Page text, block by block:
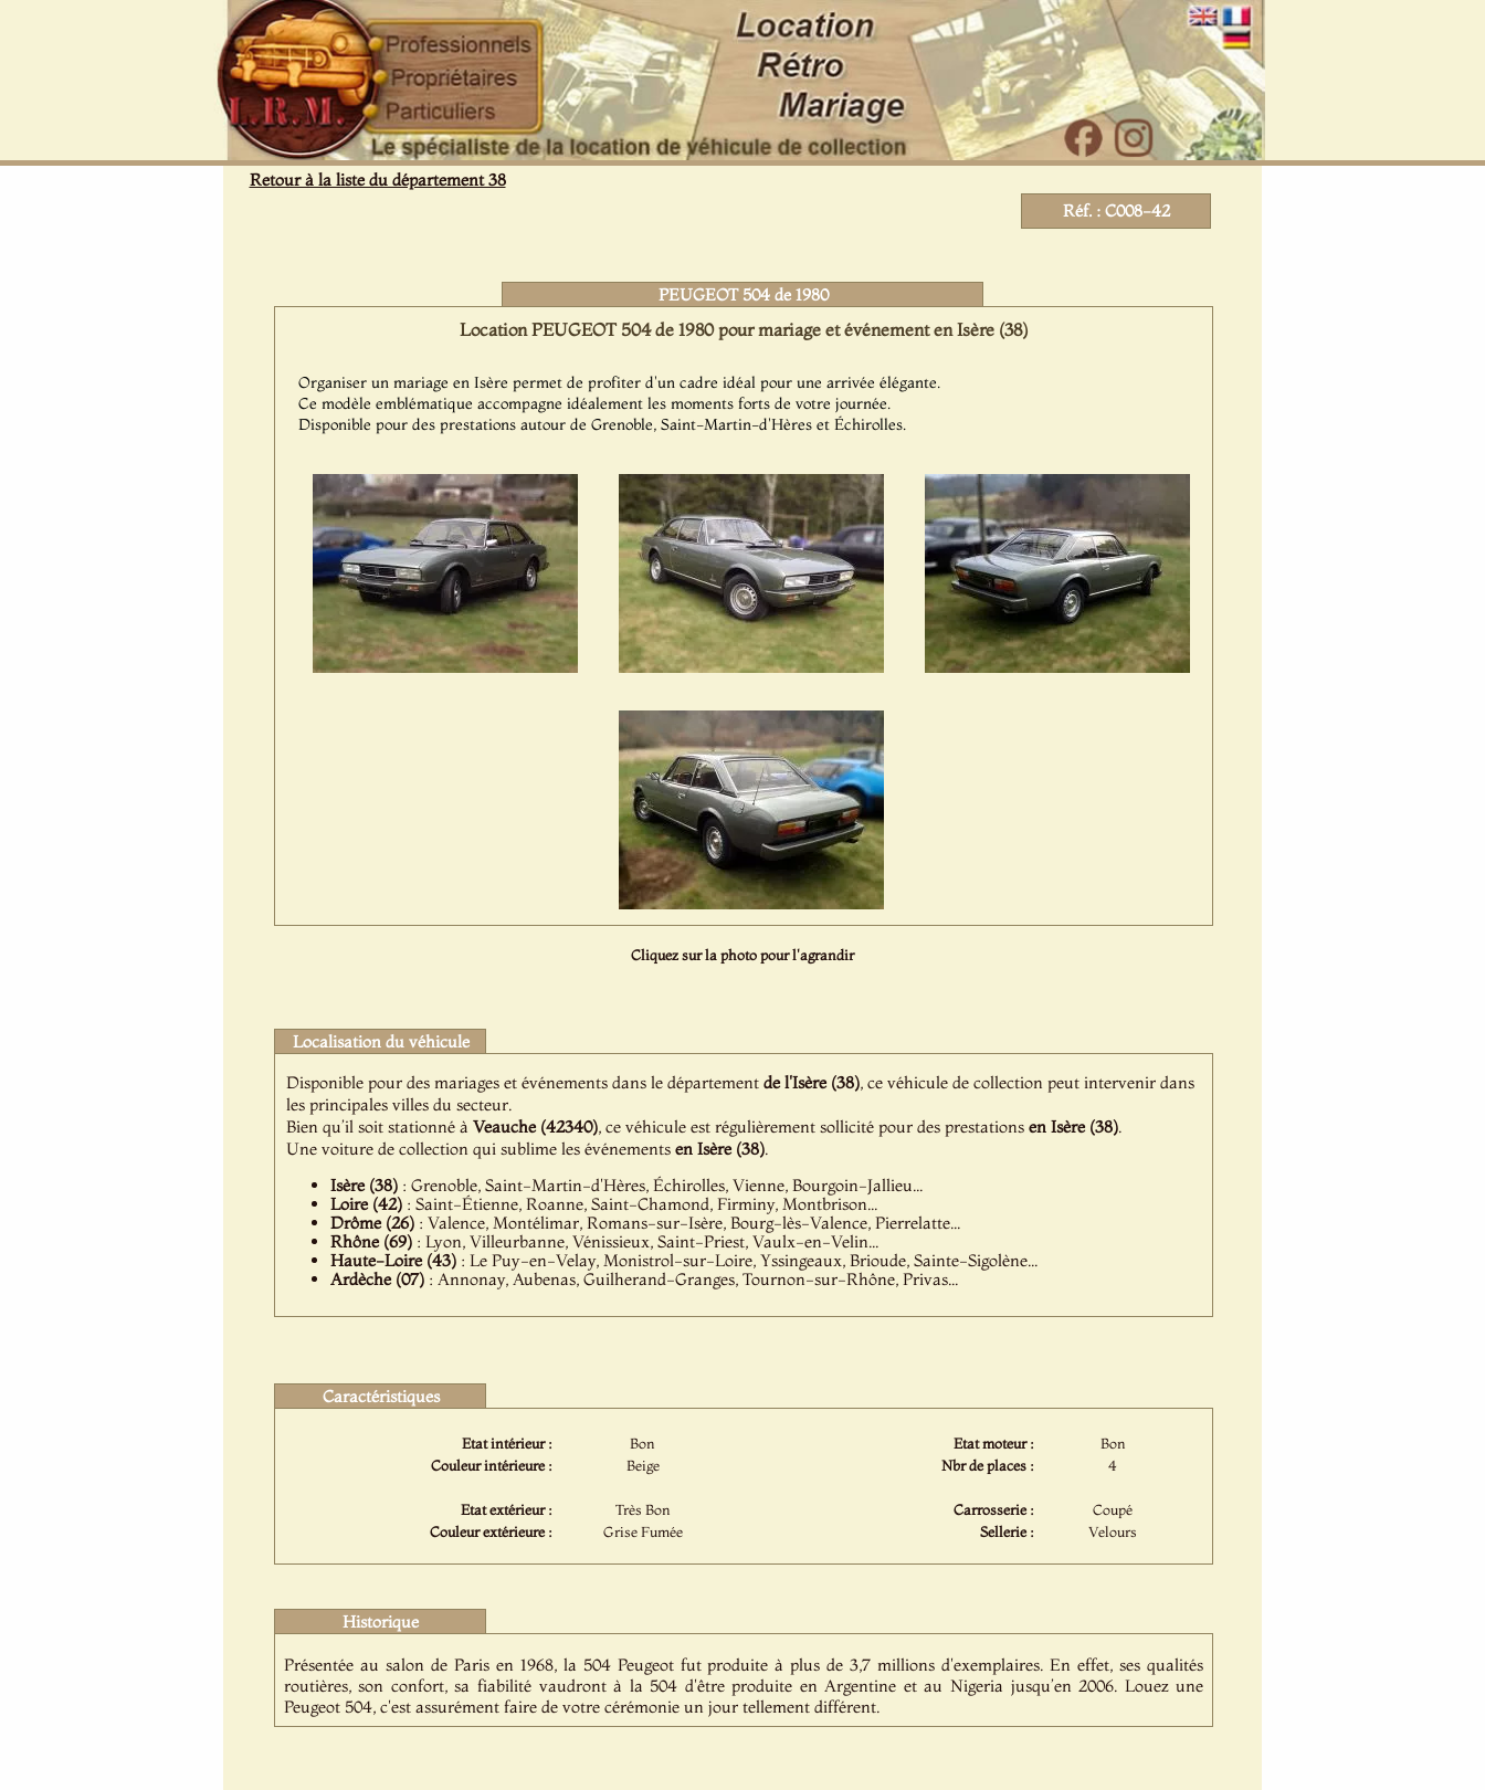
Retour à la liste du département 38
Réf. : C008-42
PEUGEOT 504 de 1980
Location PEUGEOT 504 de 1980 pour mariage et événement en Isère (38)
Organiser un mariage en Isère permet de profiter d'un cadre idéal pour une arrivée élégante.
Ce modèle emblématique accompagne idéalement les moments forts de votre journée.
Disponible pour des prestations autour de Grenoble, Saint-Martin-d'Hères et Échirolles.
Cliquez sur la photo pour l'agrandir
Localisation du véhicule
Disponible pour des mariages et événements dans le département de l'Isère (38), ce véhicule de collection peut intervenir dans
les principales villes du secteur.
Bien qu’il soit stationné à Veauche (42340), ce véhicule est régulièrement sollicité pour des prestations en Isère (38).
Une voiture de collection qui sublime les événements en Isère (38).
Isère (38): Grenoble, Saint-Martin-d'Hères, Échirolles, Vienne, Bourgoin-Jallieu...
Loire (42): Saint-Étienne, Roanne, Saint-Chamond, Firminy, Montbrison...
Drôme (26): Valence, Montélimar, Romans-sur-Isère, Bourg-lès-Valence, Pierrelatte...
Rhône (69): Lyon, Villeurbanne, Vénissieux, Saint-Priest, Vaulx-en-Velin...
Haute-Loire (43): Le Puy-en-Velay, Monistrol-sur-Loire, Yssingeaux, Brioude, Sainte-Sigolène...
Ardèche (07): Annonay, Aubenas, Guilherand-Granges, Tournon-sur-Rhône, Privas...
Caractéristiques
Etat intérieur :
Bon
Couleur intérieure :
Beige
Etat extérieur :
Très Bon
Couleur extérieure :
Grise Fumée
Etat moteur :
Bon
Nbr de places :
4
Carrosserie :
Coupé
Sellerie :
Velours
Historique
Présentée au salon de Paris en 1968, la 504 Peugeot fut produite à plus de 3,7 millions d'exemplaires. En effet, ses qualités
routières, son confort, sa fiabilité vaudront à la 504 d'être produite en Argentine et au Nigeria jusqu’en 2006. Louez une
Peugeot 504, c'est assurément faire de votre cérémonie un jour tellement différent.
Panneau de gestion des cookies